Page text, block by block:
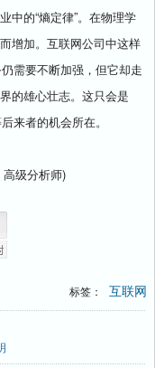
中的“熵定律”。在物理学
增加。互联网公司中这样
需要不断加强，但它却走
的雄心壮志。这只会是
来者的机会所在。
级分析师)
标签： 互联网